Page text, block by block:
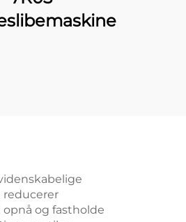
og fastholde